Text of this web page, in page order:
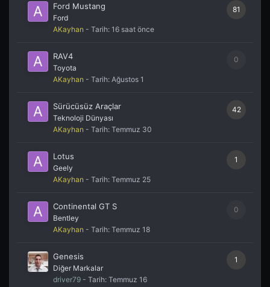
81
Ford Mustang
Ford
AKayhan - Tarih: 16 saat önce
0
RAV4
Toyota
AKayhan - Tarih: Ağustos 1
42
Sürücüsüz Araçlar
Teknoloji Dünyası
AKayhan - Tarih: Temmuz 30
1
Lotus
Geely
AKayhan - Tarih: Temmuz 25
0
Continental GT S
Bentley
AKayhan - Tarih: Temmuz 18
1
Genesis
Diğer Markalar
driver79 - Tarih: Temmuz 16